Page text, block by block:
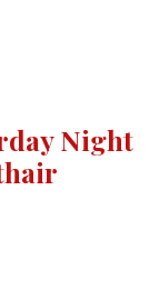
Night